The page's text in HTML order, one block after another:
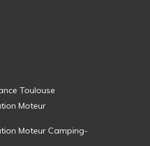
Toulouse
Moteur
Moteur Camping-